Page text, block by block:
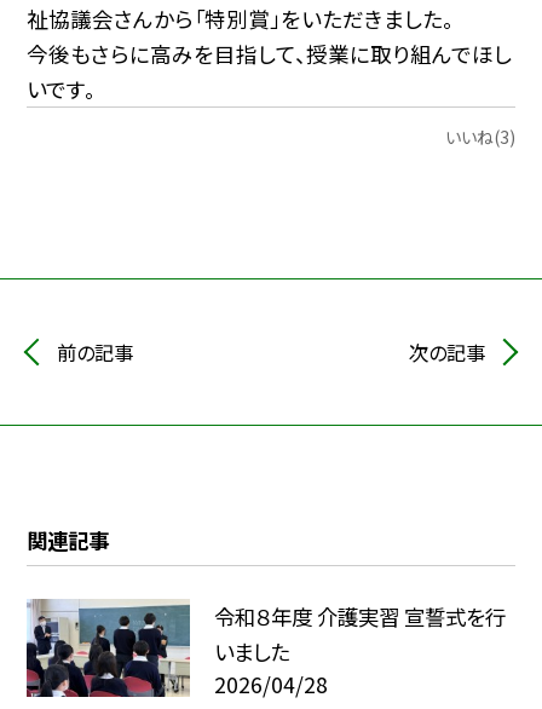
祉協議会さんから「特別賞」をいただきました。
今後もさらに高みを目指して、授業に取り組んでほし
いです。
いいね(3)
前の記事 次の記事
関連記事
令和８年度 介護実習 宣誓式を行
いました
2026/04/28